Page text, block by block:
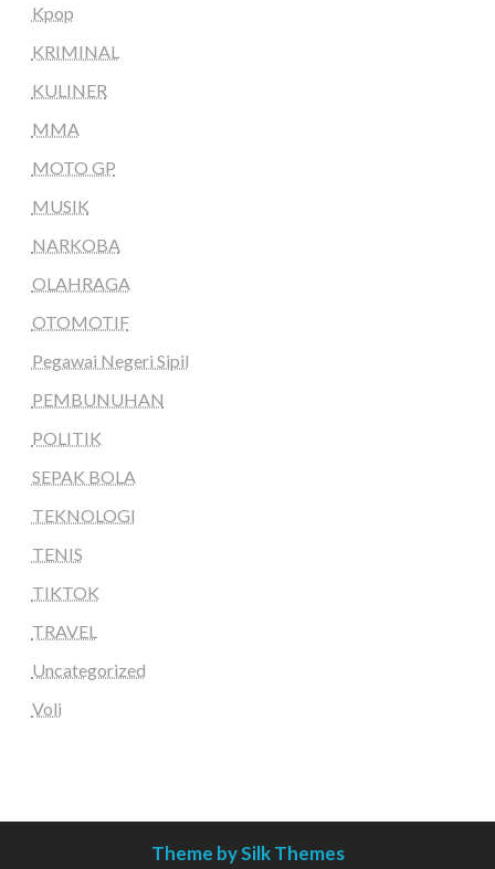
Kpop
KRIMINAL
KULINER
MMA
MOTO GP
MUSIK
NARKOBA
OLAHRAGA
OTOMOTIF
Pegawai Negeri Sipil
PEMBUNUHAN
POLITIK
SEPAK BOLA
TEKNOLOGI
TENIS
TIKTOK
TRAVEL
Uncategorized
Voli
Theme by Silk Themes